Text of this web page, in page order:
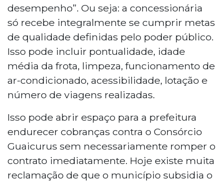
desempenho”. Ou seja: a concessionária
só recebe integralmente se cumprir metas
de qualidade definidas pelo poder público.
Isso pode incluir pontualidade, idade
média da frota, limpeza, funcionamento de
ar-condicionado, acessibilidade, lotação e
número de viagens realizadas.
Isso pode abrir espaço para a prefeitura
endurecer cobranças contra o Consórcio
Guaicurus sem necessariamente romper o
contrato imediatamente. Hoje existe muita
reclamação de que o município subsidia o